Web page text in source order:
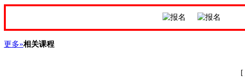
更多»相关课程
[